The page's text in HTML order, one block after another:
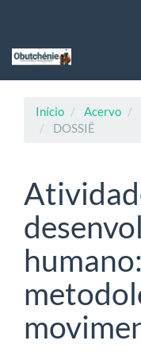
principal
Início Acervo
DOSSIÊ